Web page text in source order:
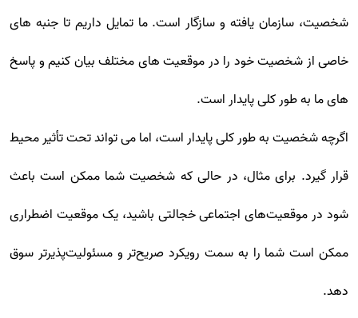
شخصیت، سازمان یافته و سازگار است. ما تمایل داریم تا جنبه های
خاصی از شخصیت خود را در موقعیت های مختلف بیان کنیم و پاسخ
های ما به طور کلی پایدار است.
اگرچه شخصیت به طور کلی پایدار است، اما می تواند تحت تأثیر محیط
قرار گیرد. برای مثال، در حالی که شخصیت شما ممکن است باعث
شود در موقعیت‌های اجتماعی خجالتی باشید، یک موقعیت اضطراری
ممکن است شما را به سمت رویکرد صریح‌تر و مسئولیت‌پذیرتر سوق
دهد.